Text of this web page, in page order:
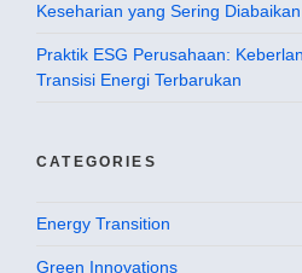
Keseharian yang Sering Diabaikan
Praktik ESG Perusahaan:
Transisi Energi Terbarukan
CATEGORIES
Energy Transition
Green Innovations